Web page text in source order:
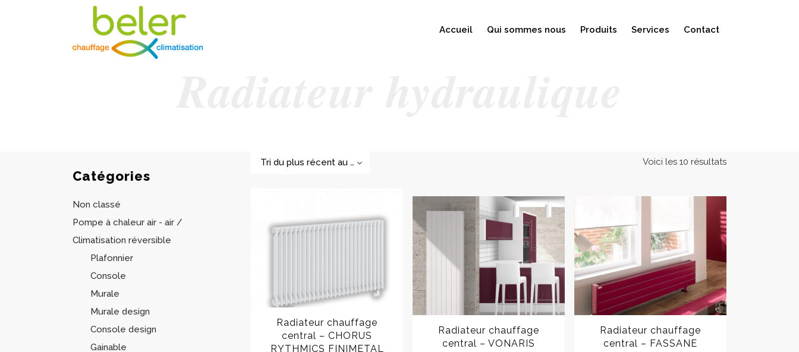
Accueil Qui sommes nous Produits Services Contact
Catégories
Non classé
Pompe à chaleur air - air /
Climatisation réversible
Plafonnier
Console
Murale
Murale design
Console design
Gainable
Voici les 10 résultats
Tri du plus récent au plus ancien
Radiateur chauffage
central – CHORUS
RYTHMICS FINIMETAL
Radiateur chauffage
central – VONARIS
Radiateur chauffage
central – FASSANE